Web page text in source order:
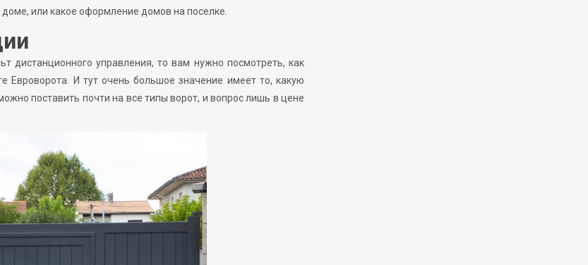
доме, или какое оформление домов на поселке.
дистанционного управления, то вам нужно посмотреть, как
Евроворота. И тут очень большое значение имеет то, какую
поставить почти на все типы ворот, и вопрос лишь в цене